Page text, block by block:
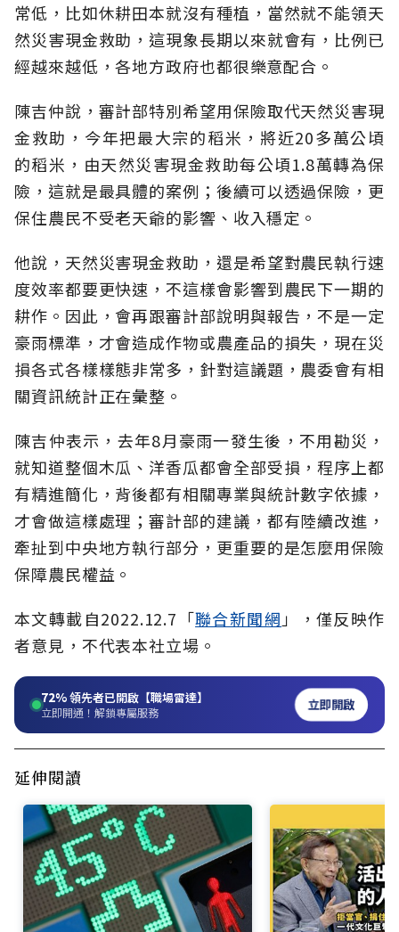
常低，比如休耕田本就沒有種植，當然就不能領天
然災害現金救助，這現象長期以來就會有，比例已
經越來越低，各地方政府也都很樂意配合。
陳吉仲說，審計部特別希望用保險取代天然災害現
金救助，今年把最大宗的稻米，將近20多萬公頃
的稻米，由天然災害現金救助每公頃1.8萬轉為保
險，這就是最具體的案例；後續可以透過保險，更
保住農民不受老天爺的影響、收入穩定。
他說，天然災害現金救助，還是希望對農民執行速
度效率都要更快速，不這樣會影響到農民下一期的
耕作。因此，會再跟審計部說明與報告，不是一定
豪雨標準，才會造成作物或農產品的損失，現在災
損各式各樣樣態非常多，針對這議題，農委會有相
關資訊統計正在彙整。
陳吉仲表示，去年8月豪雨一發生後，不用勘災，
就知道整個木瓜、洋香瓜都會全部受損，程序上都
有精進簡化，背後都有相關專業與統計數字依據，
才會做這樣處理；審計部的建議，都有陸續改進，
牽扯到中央地方執行部分，更重要的是怎麼用保險
保障農民權益。
本文轉載自2022.12.7 「聯合新聞網 」
，僅反映作
者意見，不代表本社立場。
72%領先者已開啟【職場雷達】
立即開通！解鎖專屬服務 立即開啟
延伸閱讀